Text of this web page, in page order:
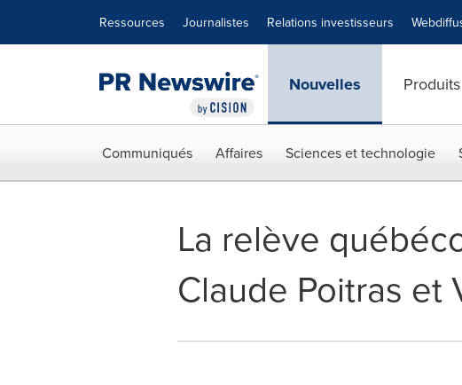
Ressources Journalistes Relations investisseurs
Nouvelles Produits
Communiqués Affaires Sciences et technologie
La relève
Claude Poitras et